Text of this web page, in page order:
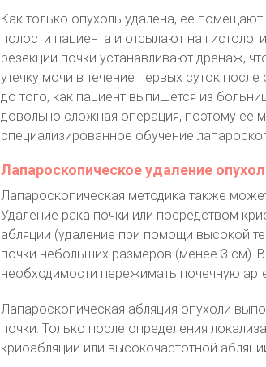
Как только опухоль удалена, ее
полости пациента и отсылают на
резекции почки устанавливают дренаж,
утечку мочи в течение первых суток
до того, как пациент выпишется из
довольно сложная операция, поэтому ее
специализированное обучение
Лапароскопическое удаление
Лапароскопическая методика также
Удаление рака почки или посредством
абляции (удаление при помощи высокой
почки небольших размеров (менее 3 см).
необходимости пережимать почечную
Лапароскопическая абляция опухоли
почки. Только после определения
криоабляции или высокочастотной